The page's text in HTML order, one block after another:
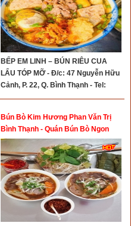
BẾP EM LINH – BÚN RIÊU CUA
LẨU TÓP MỠ - Đ/c: 47 Nguyễn Hữu
Cảnh, P. 22, Q. Bình Thạnh - Tel:
0368855716
Bún Bò Kim Hương Phan Văn Trị
Bình Thạnh - Quán Bún Bò Ngon
Bình Thạnh